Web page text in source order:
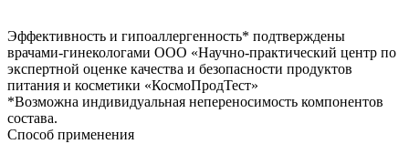
Эффективность и гипоаллергенность* подтверждены
врачами-гинекологами ООО «Научно-практический центр по
экспертной оценке качества и безопасности продуктов
питания и косметики «КосмоПродТест»
*Возможна индивидуальная непереносимость компонентов
состава.
Способ применения